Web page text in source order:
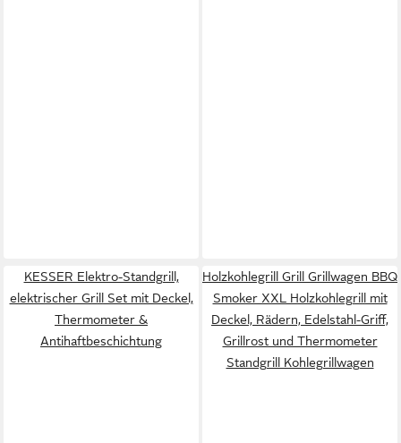
KESSER Elektro-Standgrill,
elektrischer Grill Set mit Deckel,
Thermometer &
Antihaftbeschichtung
Holzkohlegrill Grill Grillwagen BBQ
Smoker XXL Holzkohlegrill mit
Deckel, Rädern, Edelstahl-Griff,
Grillrost und Thermometer
Standgrill Kohlegrillwagen